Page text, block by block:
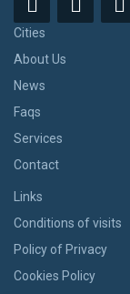
Cities
About Us
News
Faqs
Services
Contact
Links
Conditions of visits
Policy of Privacy
Cookies Policy